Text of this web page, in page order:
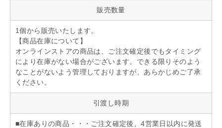
販売数量
1個から販売いたします。
【商品在庫について】
オンラインストアの商品は、ご注文確定後でもタイミング
により在庫がない場合がございます。できる限りそのよう
なことがないよう管理しておりますが、あらかじめご了承
ください。
引渡し時期
■在庫ありの商品・・・ご注文確定後、4営業日以内に発送